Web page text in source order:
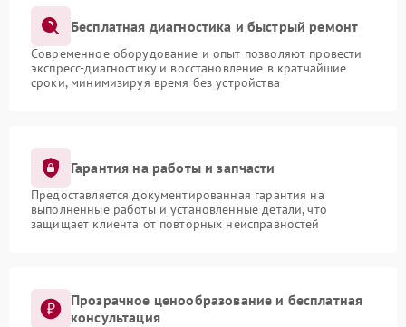
Бесплатная диагностика и быстрый ремонт
Современное оборудование и опыт позволяют провести
экспресс-диагностику и восстановление в кратчайшие
сроки, минимизируя время без устройства
Гарантия на работы и запчасти
Предоставляется документированная гарантия на
выполненные работы и установленные детали, что
защищает клиента от повторных неисправностей
Прозрачное ценообразование и бесплатная
консультация